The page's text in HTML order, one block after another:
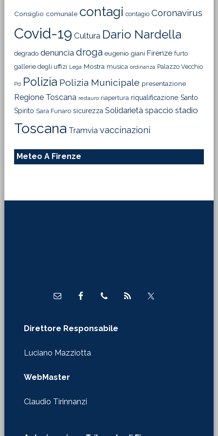
Consiglio comunale contagi contagio Coronavirus
Covid-19 Cultura Dario Nardella
degrado denuncia droga eugenio giani Firenze furto
gallerie degli uffizi Lega Mostra musica ordinanza Palazzo Vecchio
Pd Polizia Polizia Municipale presentazione
Regione Toscana restauro riapertura riqualificazione Santo
Spirito Sara Funaro sicurezza Solidarietà spaccio stadio
Toscana Tramvia vaccinazioni
Meteo A Firenze
WebMaster
Claudio Tirinnanzi